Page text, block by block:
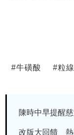
#牛磺酸 #粒
陳時中早提醒
改版大回饋 熱